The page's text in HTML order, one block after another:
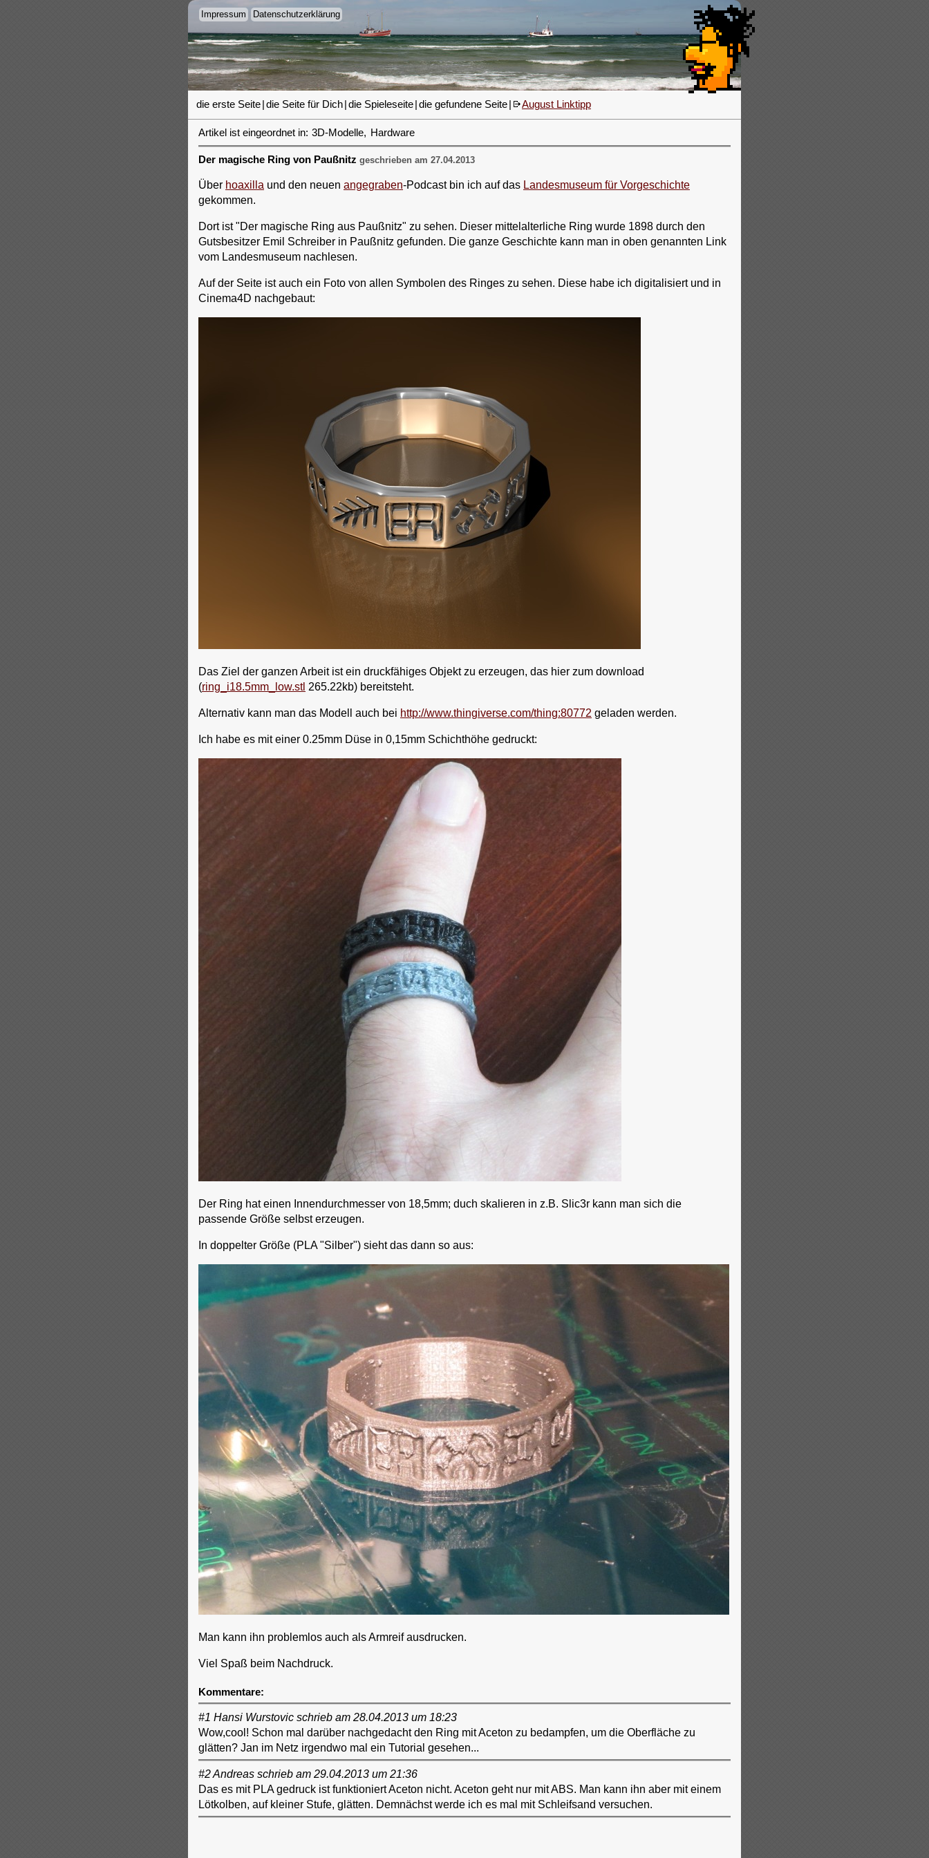
Impressum Datenschutzerklärung
die erste Seite die Seite für Dich die Spieleseite die gefundene Seite August Linktipp
Artikel ist eingeordnet in: 3D-Modelle, Hardware
Der magische Ring von Paußnitz geschrieben am 27.04.2013
Über hoaxilla und den neuen angegraben-Podcast bin ich auf das Landesmuseum für Vorgeschichte
gekommen.
Dort ist "Der magische Ring aus Paußnitz" zu sehen. Dieser mittelalterliche Ring wurde 1898 durch den
Gutsbesitzer Emil Schreiber in Paußnitz gefunden. Die ganze Geschichte kann man in oben genannten Link
vom Landesmuseum nachlesen.
Auf der Seite ist auch ein Foto von allen Symbolen des Ringes zu sehen. Diese habe ich digitalisiert und in
Cinema4D nachgebaut:
Das Ziel der ganzen Arbeit ist ein druckfähiges Objekt zu erzeugen, das hier zum download
(ring_i18.5mm_low.stl 265.22kb) bereitsteht.
Alternativ kann man das Modell auch bei http://www.thingiverse.com/thing:80772 geladen werden.
Ich habe es mit einer 0.25mm Düse in 0,15mm Schichthöhe gedruckt:
Der Ring hat einen Innendurchmesser von 18,5mm; duch skalieren in z.B. Slic3r kann man sich die
passende Größe selbst erzeugen.
In doppelter Größe (PLA "Silber") sieht das dann so aus:
Man kann ihn problemlos auch als Armreif ausdrucken.
Viel Spaß beim Nachdruck.
Kommentare:
#1 Hansi Wurstovic schrieb am 28.04.2013 um 18:23
Wow,cool! Schon mal darüber nachgedacht den Ring mit Aceton zu bedampfen, um die Oberfläche zu
glätten? Jan im Netz irgendwo mal ein Tutorial gesehen...
#2 Andreas schrieb am 29.04.2013 um 21:36
Das es mit PLA gedruck ist funktioniert Aceton nicht. Aceton geht nur mit ABS. Man kann ihn aber mit einem
Lötkolben, auf kleiner Stufe, glätten. Demnächst werde ich es mal mit Schleifsand versuchen.